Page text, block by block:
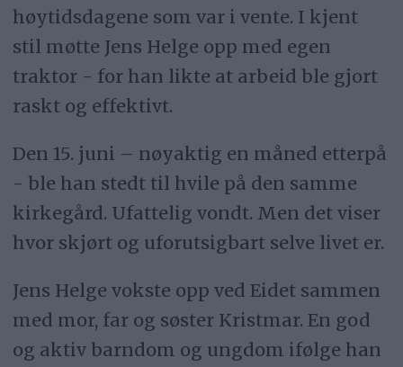
høytidsdagene som var i vente. I kjent
stil møtte Jens Helge opp med egen
traktor - for han likte at arbeid ble gjort
raskt og effektivt.
Den 15. juni – nøyaktig en måned etterpå
- ble han stedt til hvile på den samme
kirkegård. Ufattelig vondt. Men det viser
hvor skjørt og uforutsigbart selve livet er.
Jens Helge vokste opp ved Eidet sammen
med mor, far og søster Kristmar. En god
og aktiv barndom og ungdom ifølge han